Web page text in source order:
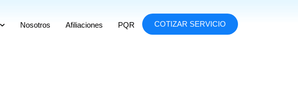
Nosotros Afiliaciones PQR COTIZAR SERVICIO